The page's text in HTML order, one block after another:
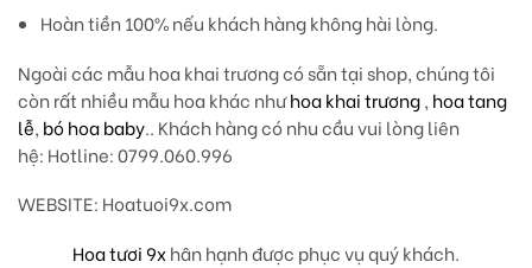
Hoàn tiền 100% nếu khách hàng không hài lòng.
Ngoài các mẫu hoa khai trương có sẵn tại shop, chúng tôi
còn rất nhiều mẫu hoa khác nhưhoa khai trương, hoa tang
lễ, bó hoa baby.. Khách hàng có nhu cầu vui lòng liên
hệ: Hotline: 0799.060.996
WEBSITE: Hoatuoi9x.com
Hoa tươi 9xhân hạnh được phục vụ quý khách.